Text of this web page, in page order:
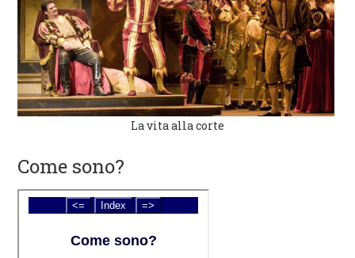
La vita alla corte
Come sono?